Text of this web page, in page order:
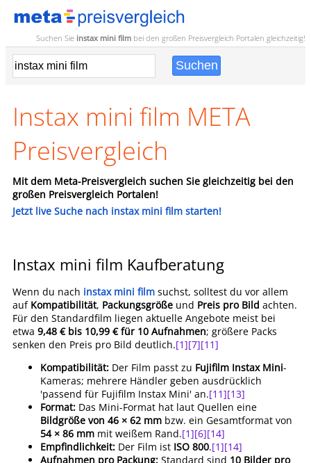
Suchen Sie instax mini film bei den großen Preisvergleich Portalen gleichzeitig!
Instax mini film META
Preisvergleich
Mit dem Meta-Preisvergleich suchen Sie gleichzeitig bei den
großen Preisvergleich Portalen!
Jetzt live Suche nach instax mini film starten!
Instax mini film Kaufberatung
Wenn du nach instax mini film suchst, solltest du vor allem
auf Kompatibilität, Packungsgröße und Preis pro Bild achten.
Für den Standardfilm liegen aktuelle Angebote meist bei
etwa 9,48 € bis 10,99 € für 10 Aufnahmen; größere Packs
senken den Preis pro Bild deutlich.[1][7][11]
Kompatibilität: Der Film passt zu Fujifilm Instax Mini-
Kameras; mehrere Händler geben ausdrücklich
'passend für Fujifilm Instax Mini' an.[11][13]
Format: Das Mini-Format hat laut Quellen eine
Bildgröße von 46 × 62 mm bzw. ein Gesamtformat von
54 × 86 mm mit weißem Rand.[1][6][14]
Empfindlichkeit: Der Film ist ISO 800.[1][14]
Aufnahmen pro Packung: Standard sind 10 Bilder pro